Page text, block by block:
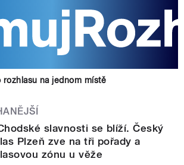
rozhlasu na jednom místě
slavnosti se blíží. Český
Plzeň zve na tři pořady a
zónu u věže